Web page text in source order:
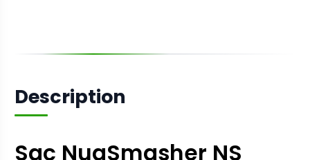
Description
Sac NugSmasher NS